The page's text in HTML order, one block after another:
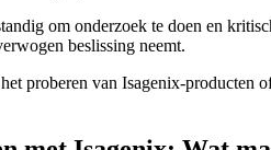
om onderzoek te doen en
beslissing neemt.
proberen van Isagenix-